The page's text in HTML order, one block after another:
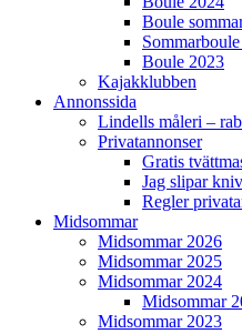
Boule
Sommarboule
Boule 2023
Kajakklubben
Annonssida
Lindells måleri –
Privatannonser
Gratis
Jag slipar
Regler
Midsommar
Midsommar 2026
Midsommar 2025
Midsommar 2024
Midsommar
Midsommar 2023